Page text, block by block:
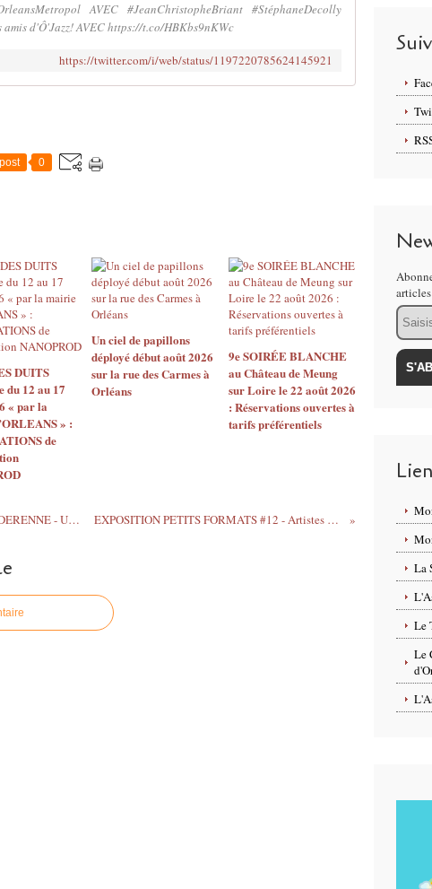
AVEC #JeanChristopheBriant #StéphaneDecolly
d'Ô'Jazz! AVEC https://t.co/HBKbs9nKWc
https://twitter.com/i/web/status/1197220785624145921
0
DUITS
du 12 au 17
« par la
» :
de
Un ciel de papillons
déployé début août 2026
sur la rue des Carmes à
Orléans
9e SOIRÉE BLANCHE
au Château de Meung
sur Loire le 22 août 2026
: Réservations ouvertes à
tarifs préférentiels
Concert hommage à JEAN-LOUIS DERENNE - Ultime Samedi du jazz le 21 décembre - Théâtre d'Orléans - GRATUIT EXPOSITION PETITS FORMATS #12 - Artistes Orléanais à Meung-sur-Loire du 22 novembre au 20 décembre 2019
Email
La
Le
Le